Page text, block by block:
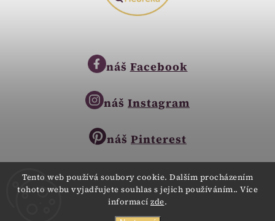
Tento web používá soubory cookie. Dalším procházením
tohoto webu vyjadřujete souhlas s jejich používáním.. Více
informací zde.
náš Facebook
náš Instagram
náš Pinterest
Copyright © 2023